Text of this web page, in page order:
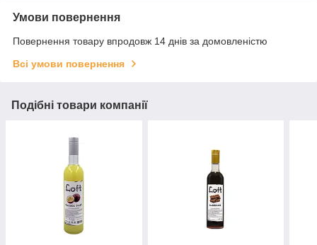
Умови повернення
Повернення товару впродовж 14 днів за домовленістю
Всі умови повернення
Подібні товари компанії